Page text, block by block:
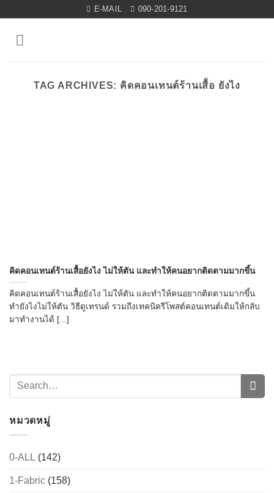
content
E-MAIL 090-201-9121
TAG ARCHIVES: คิดคอนเทนต์ร้านเสื้อ ยังไง
คิดคอนเทนต์ร้านเสื้อยังไง ไม่ให้ตัน และทำให้คนอยากติดตามมากขึ้น
คิดคอนเทนต์ร้านเสื้อยังไง ไม่ให้ตัน และทำให้คนอยากติดตามมากขึ้น
ทำยังไงไม่ให้ตัน วิธีดูเทรนด์ รวมถึงเทคนิครีโพสต์คอนเทนต์เดิมให้กลับ
มาทำงานได้ [...]
หมวดหมู่
0-ALL (142)
1-Fabric (158)